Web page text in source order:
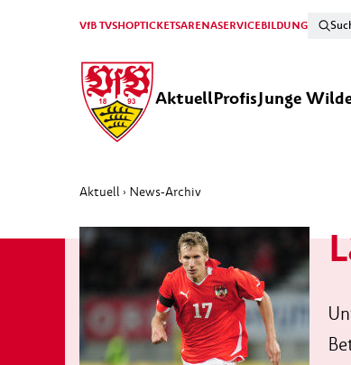
VfB TVSHOPTICKETSARENASERVICEBILDUNG
AktuellProfisJunge
Aktuell › News-Archiv